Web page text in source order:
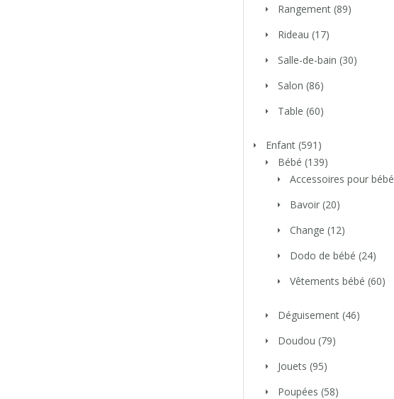
Rangement (89)
Rideau (17)
Salle-de-bain (30)
Salon (86)
Table (60)
Enfant (591)
Bébé (139)
Accessoires pour bébé
Bavoir (20)
Change (12)
Dodo de bébé (24)
Vêtements bébé (60)
Déguisement (46)
Doudou (79)
Jouets (95)
Poupées (58)